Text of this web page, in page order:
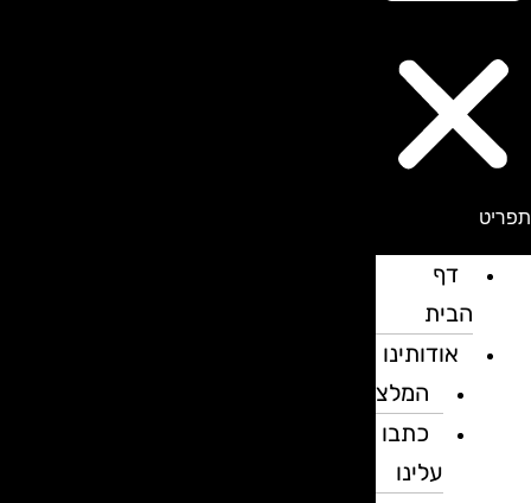
דף
הבית
אודותינו
המלצות
כתבו
עלינו